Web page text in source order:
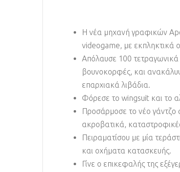
Η νέα μηχανή γραφικών
videogame, με εκπληκτικά
Απόλαυσε 100 τετραγωνικά
βουνοκορφές, και
επαρχιακά λιβάδια.
Φόρεσε το wingsuit και το
Προσάρμοσε το νέο γάντζο
ακροβατικά,
Πειραματίσου με μία
και οχήματα κατασκευής.
Γίνε ο επικεφαλής της